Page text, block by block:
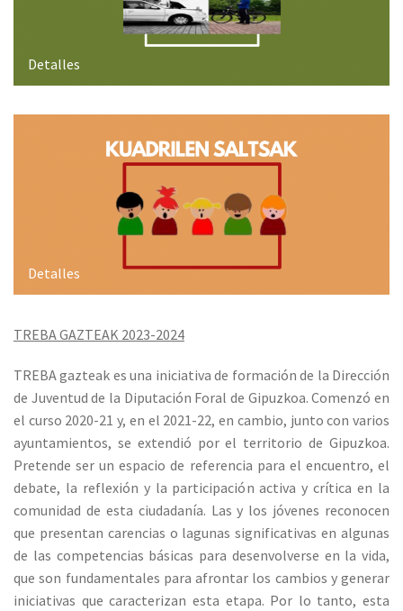
Detalles
Detalles
TREBA GAZTEAK 2023-2024
TREBA gazteak es una iniciativa de formación de la Dirección
de Juventud de la Diputación Foral de Gipuzkoa. Comenzó en
el curso 2020-21 y, en el 2021-22, en cambio, junto con varios
ayuntamientos, se extendió por el territorio de Gipuzkoa.
Pretende ser un espacio de referencia para el encuentro, el
debate, la reflexión y la participación activa y crítica en la
comunidad de esta ciudadanía. Las y los jóvenes reconocen
que presentan carencias o lagunas significativas en algunas
de las competencias básicas para desenvolverse en la vida,
que son fundamentales para afrontar los cambios y generar
iniciativas que caracterizan esta etapa. Por lo tanto, esta